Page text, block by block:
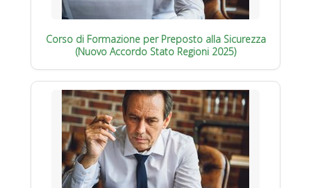
Corso di Formazione per Preposto alla Sicurezza
(Nuovo Accordo Stato Regioni 2025)